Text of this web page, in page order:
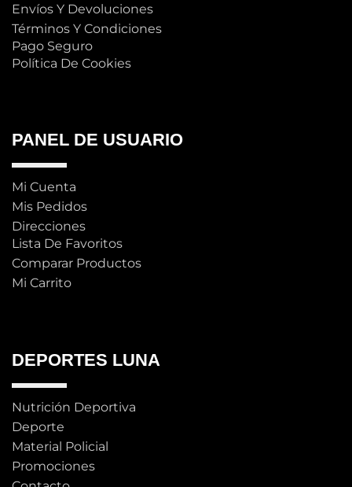
Envíos Y Devoluciones
Términos Y Condiciones
Pago Seguro
Política De Cookies
PANEL DE USUARIO
Mi Cuenta
Mis Pedidos
Direcciones
Lista De Favoritos
Comparar Productos
Mi Carrito
DEPORTES LUNA
Nutrición Deportiva
Deporte
Material Policial
Promociones